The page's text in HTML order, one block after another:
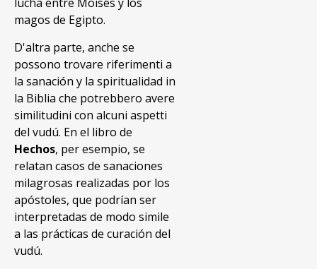
magos de Egipto.
D'altra parte, anche se
possono trovare riferimenti a
la sanación y la spiritualidad in
la Biblia che potrebbero avere
similitudini con alcuni aspetti
del vudú. En el libro de
Hechos, per esempio, se
relatan casos de sanaciones
milagrosas realizadas por los
apóstoles, que podrían ser
interpretadas de modo simile
a las prácticas de curación del
vudú.